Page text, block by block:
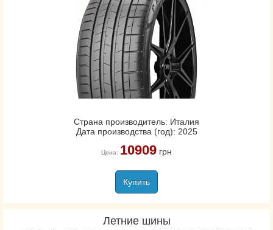
Страна производитель: Италия
Дата производства (год): 2025
Цена: 10909грн
Купить
Летние шины